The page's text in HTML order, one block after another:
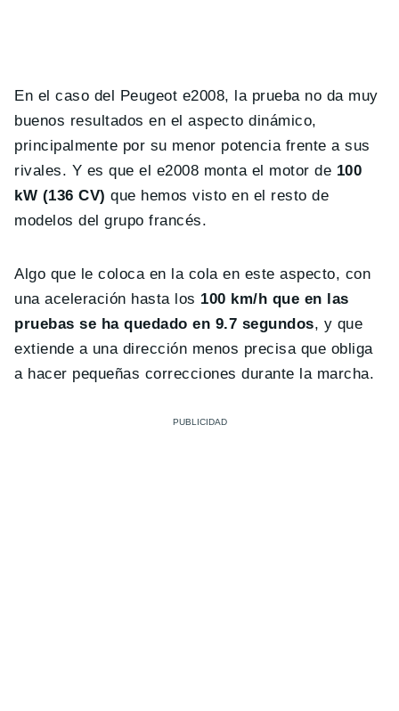
En el caso del Peugeot e2008, la prueba no da muy
buenos resultados en el aspecto dinámico,
principalmente por su menor potencia frente a sus
rivales. Y es que el e2008 monta el motor de 100
kW (136 CV) que hemos visto en el resto de
modelos del grupo francés.
Algo que le coloca en la cola en este aspecto, con
una aceleración hasta los 100 km/h que en las
pruebas se ha quedado en 9.7 segundos, y que
extiende a una dirección menos precisa que obliga
a hacer pequeñas correcciones durante la marcha.